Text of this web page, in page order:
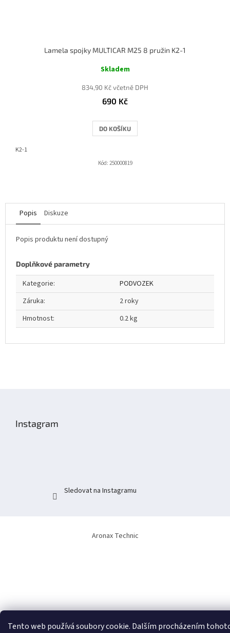
Tento web používá soubory cookie. Dalším procházením
Lamela spojky MULTICAR M25 8 pružin K2-1
Skladem
834,90 Kč včetně DPH
690 Kč
DO KOŠÍKU
K2-1
Kód: 250000819
Popis Diskuze
Popis produktu není dostupný
Doplňkové parametry
Kategorie:
PODVOZEK
Záruka:
2 roky
Hmotnost: 0.2 kg
Instagram
Sledovat na Instagramu
Aronax Technic